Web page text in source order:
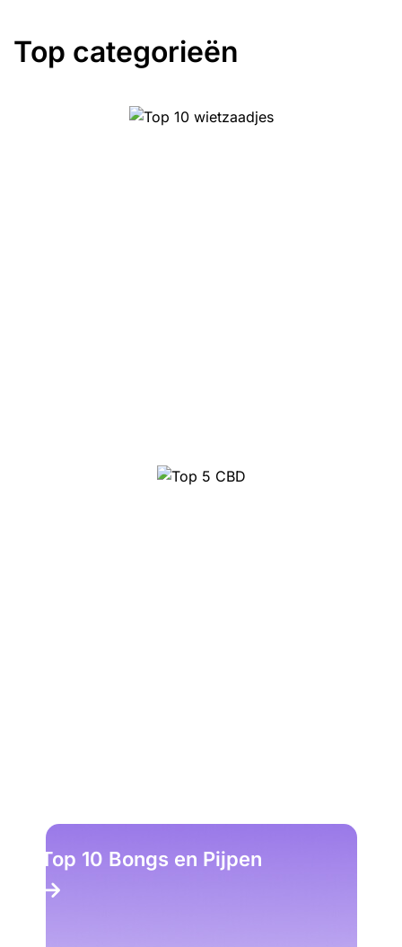
Top categorieën
Top 10 Bongs en Pijpen